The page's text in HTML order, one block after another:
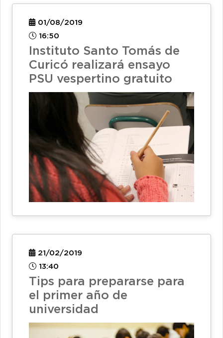
01/08/2019
16:50
Instituto Santo Tomás de
Curicó realizará ensayo
PSU vespertino gratuito
21/02/2019
13:40
Tips para prepararse para
el primer año de
universidad